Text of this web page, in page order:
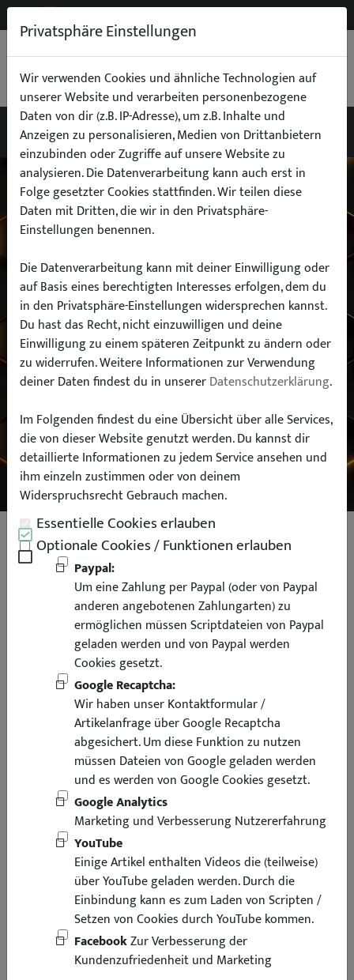
0,00 €
Wähle dein Auto
finde alle passenden Teile schnell und
einfach
Hersteller:
Modell:
SUCHEN
Edelstahl Endrohr Auspuff Blende 2
Rohr Links für BMW F30 F31 F32 F33
F36 70mm Diesel schwarz
Privatsphäre Einstellungen
Wir verwenden Cookies und ähnliche Technologien auf
unserer Website und verarbeiten personenbezogene
Daten von dir (z.B. IP-Adresse), um z.B. Inhalte und
Anzeigen zu personalisieren, Medien von Drittanbietern
einzubinden oder Zugriffe auf unsere Website zu
analysieren. Die Datenverarbeitung kann auch erst in
Folge gesetzter Cookies stattfinden. Wir teilen diese
Daten mit Dritten, die wir in den Privatsphäre-
Einstellungen benennen.
Die Datenverarbeitung kann mit deiner Einwilligung oder
auf Basis eines berechtigten Interesses erfolgen, dem du
in den Privatsphäre-Einstellungen widersprechen kannst.
Du hast das Recht, nicht einzuwilligen und deine
Einwilligung zu einem späteren Zeitpunkt zu ändern oder
zu widerrufen. Weitere Informationen zur Verwendung
deiner Daten findest du in unsererDatenschutzerklärung.
Im Folgenden findest du eine Übersicht über alle Services,
die von dieser Website genutzt werden. Du kannst dir
detaillierte Informationen zu jedem Service ansehen und
ihm einzeln zustimmen oder von deinem
Widerspruchsrecht Gebrauch machen.
Essentielle Cookies erlauben
Optionale Cookies / Funktionen erlauben
Paypal:
Um eine Zahlung per Paypal (oder von Paypal
anderen angebotenen Zahlungarten) zu
ermöglichen müssen Scriptdateien von Paypal
geladen werden und von Paypal werden
Cookies gesetzt.
Google Recaptcha:
Wir haben unser Kontaktformular /
Artikelanfrage über Google Recaptcha
abgesichert. Um diese Funktion zu nutzen
müssen Dateien von Google geladen werden
und es werden von Google Cookies gesetzt.
Google Analytics
Marketing und Verbesserung Nutzererfahrung
YouTube
Einige Artikel enthalten Videos die (teilweise)
über YouTube geladen werden. Durch die
Einbindung kann es zum Laden von Scripten /
Setzen von Cookies durch YouTube kommen.
FacebookZur Verbesserung der
Kundenzufriedenheit und Marketing